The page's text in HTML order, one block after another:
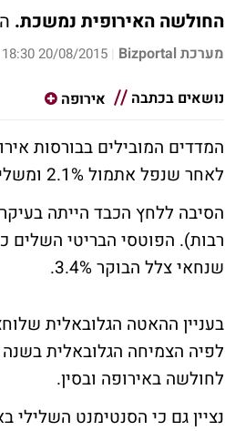
החולשה האירופית נמשכת.
מערכת Bizportal |
20/08/2015 18:30
נושאים בכתבה
אירופה
לאחר שנפל אתמול 2.1% ומשלים נפילה של כמעט 10% תוך שבועיים בלבד לשפל של 7 חודשים.
הסיבה ללחץ הכבד הייתה
שנחאי צלל הבוקר 3.4%.
בעניין ההאטה הגלובאלית
לחולשה באירופה ובסין.
נציין גם כי הסנטימנט